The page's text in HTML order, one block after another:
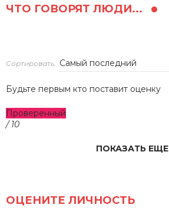
ЧТО ГОВОРЯТ ЛЮДИ...
Сортировать:
Будьте первым кто поставит оценку
Проверенный
/ 10
ПОКАЗАТЬ ЕЩЕ
ОЦЕНИТЕ ЛИЧНОСТЬ